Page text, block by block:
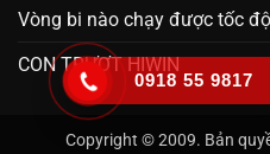
Vòng bi nào chạy được tốc
CON TRƯỢT HIWIN
Copyright © 2009. Bản
0918 55 9817